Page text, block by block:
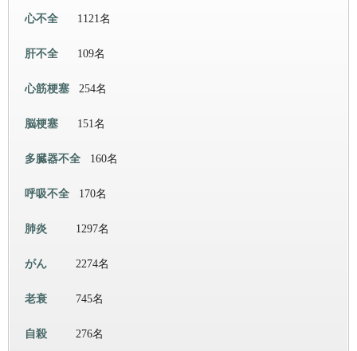
心不全 1121名
肝不全 109名
心筋梗塞 254名
脳梗塞 151名
多臓器不全 160名
呼吸不全 170名
肺炎 1297名
がん 2274名
老衰 745名
自殺 276名